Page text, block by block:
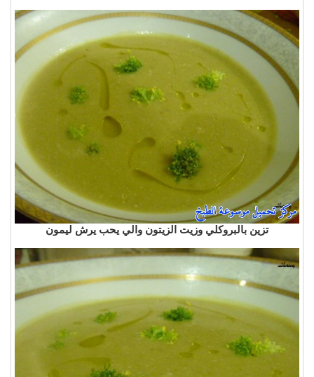
تزين بالبروكلي وزيت الزيتون والي يحب يرش ليمون